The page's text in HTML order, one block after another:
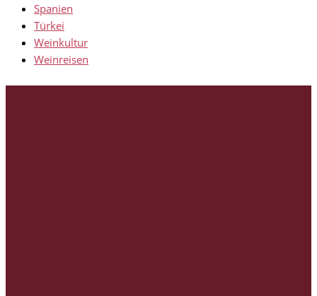
Spanien
Türkei
Weinkultur
Weinreisen